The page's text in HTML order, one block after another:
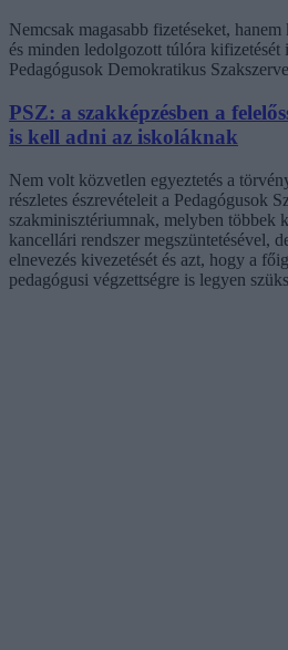
Nemcsak magasabb fizetéseket,
és minden ledolgozott túlóra kifizetését
Pedagógusok Demokratikus
PSZ: a szakképzésben a
is kell adni az iskoláknak
Nem volt közvetlen egyeztetés a
részletes észrevételeit a Pedagógusok
szakminisztériumnak, melyben többek
kancellári rendszer megszüntetésével,
elnevezés kivezetését és azt, hogy a
pedagógusi végzettségre is legyen